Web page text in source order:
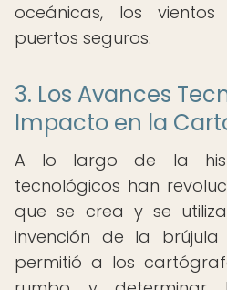
oceánicas, los
puertos seguros.
3. Los Avances
Impacto en la
A lo largo de la
tecnológicos han
que se crea y se
invención de la
permitió a los